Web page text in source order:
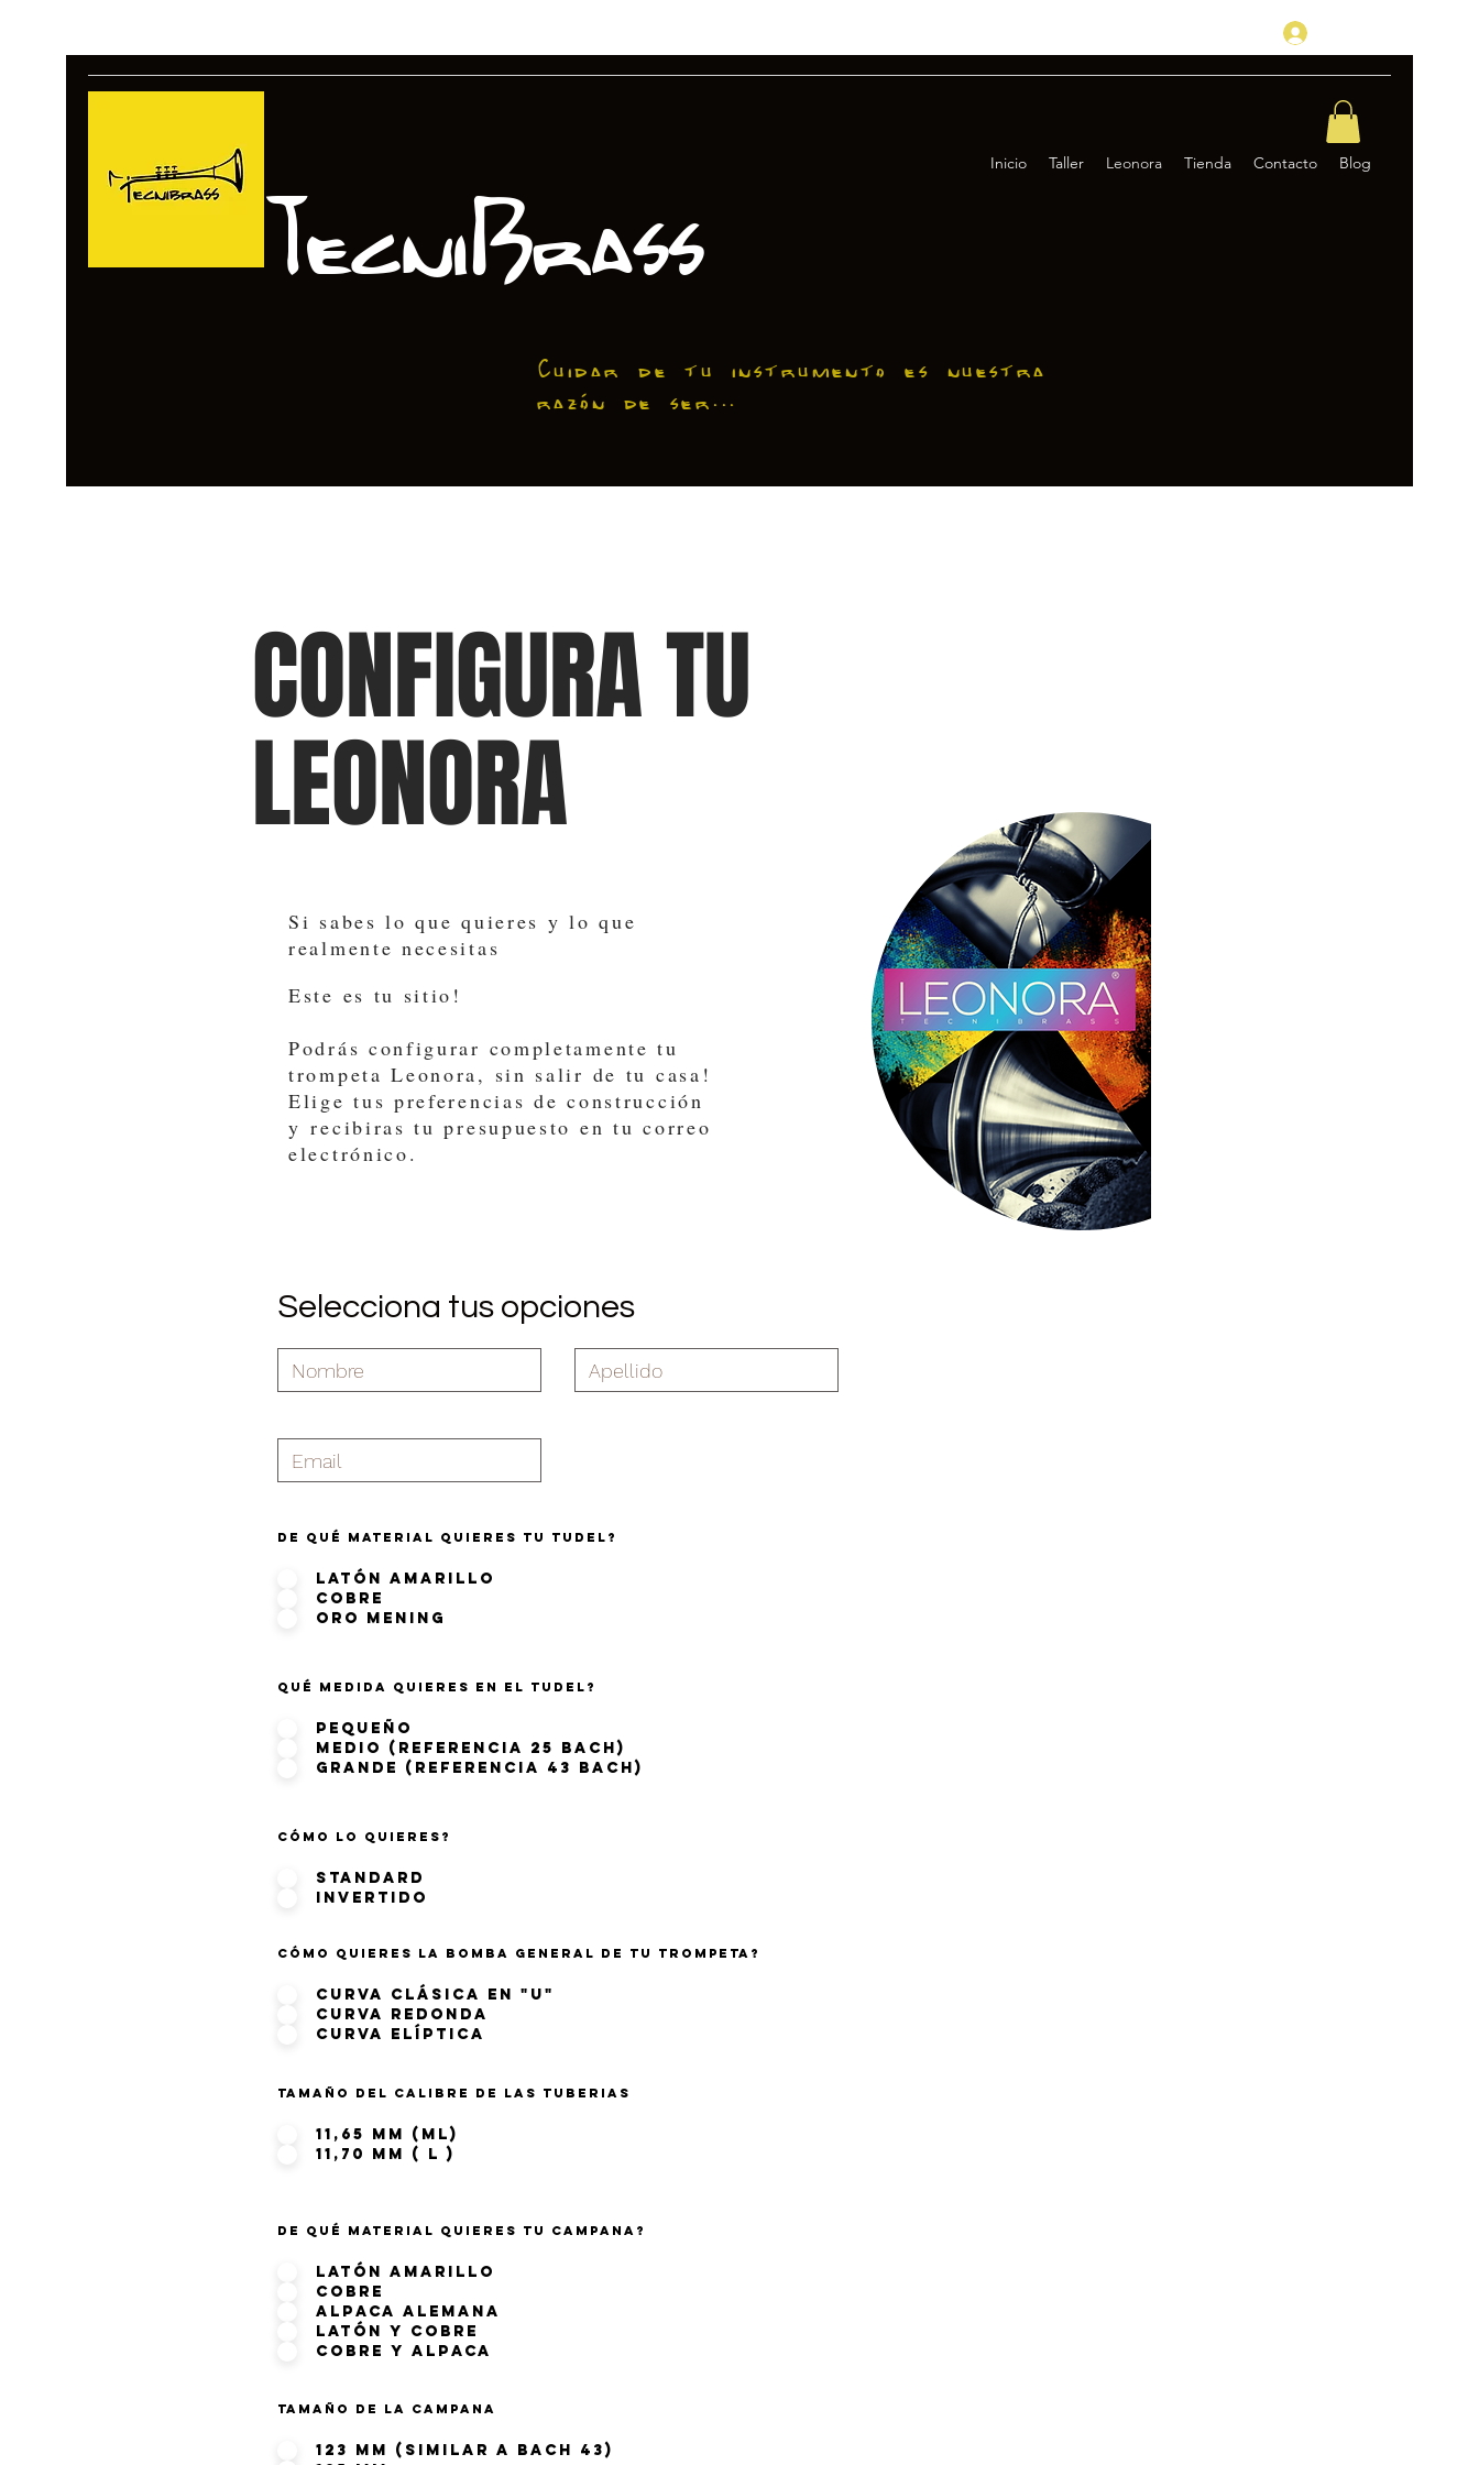
Inicio Taller Leonora Tienda Contacto Blog
TecniBrass
Cuidar de tu instrumento es nuestra
razón de ser...
CONFIGURA TU
LEONORA
Si sabes lo que quieres y lo que
realmente necesitas
Este es tu sitio!
Podrás configurar completamente tu
trompeta Leonora, sin salir de tu casa!
Elige tus preferencias de construcción
y recibiras tu presupuesto en tu correo
electrónico.
Selecciona tus opciones
De qué material quieres tu tudel?
Latón amarillo
Cobre
Oro mening
Qué medida quieres en el tudel?
pequeño
Medio (referencia 25 bach)
Grande (referencia 43 bach)
Cómo lo quieres?
Standard
Invertido
Cómo quieres la bomba general de tu trompeta?
Curva clásica en "U"
Curva Redonda
Curva Elíptica
Tamaño del calibre de las tuberias
11,65 mm (ML)
11,70 mm ( L )
De qué material quieres tu campana?
Latón Amarillo
Cobre
Alpaca Alemana
Latón y cobre
Cobre y alpaca
Tamaño de la campana
123 mm (similar a bach 43)